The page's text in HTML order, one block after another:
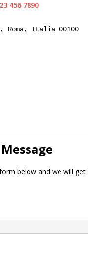
456 7890
Roma, Italia 00100
below and we will get